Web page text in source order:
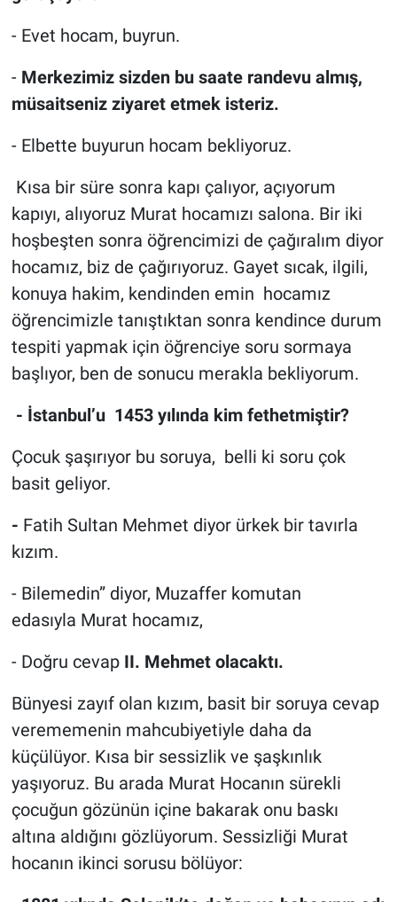
- Evet hocam, buyrun.
- Merkezimiz sizden bu saate randevu almış,
müsaitseniz ziyaret etmek isteriz.
- Elbette buyurun hocam bekliyoruz.
Kısa bir süre sonra kapı çalıyor, açıyorum
kapıyı, alıyoruz Murat hocamızı salona. Bir iki
hoşbeşten sonra öğrencimizi de çağıralım diyor
hocamız, biz de çağırıyoruz. Gayet sıcak, ilgili,
konuya hakim, kendinden emin hocamız
öğrencimizle tanıştıktan sonra kendince durum
tespiti yapmak için öğrenciye soru sormaya
başlıyor, ben de sonucu merakla bekliyorum.
- İstanbul’u 1453 yılında kim fethetmiştir?
Çocuk şaşırıyor bu soruya, belli ki soru çok
basit geliyor.
- Fatih Sultan Mehmet diyor ürkek bir tavırla
kızım.
- Bilemedin” diyor, Muzaffer komutan
edasıyla Murat hocamız,
- Doğru cevap II. Mehmet olacaktı.
Bünyesi zayıf olan kızım, basit bir soruya cevap
verememenin mahcubiyetiyle daha da
küçülüyor. Kısa bir sessizlik ve şaşkınlık
yaşıyoruz. Bu arada Murat Hocanın sürekli
çocuğun gözünün içine bakarak onu baskı
altına aldığını gözlüyorum. Sessizliği Murat
hocanın ikinci sorusu bölüyor: